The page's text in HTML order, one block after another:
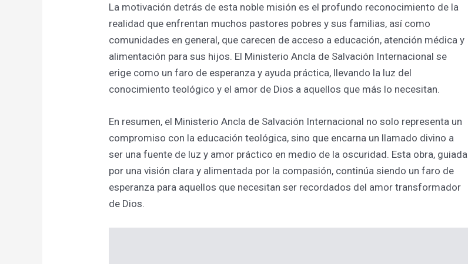
La motivación detrás de esta noble misión es el profundo reconocimiento de la
realidad que enfrentan muchos pastores pobres y sus familias, así como
comunidades en general, que carecen de acceso a educación, atención médica y
alimentación para sus hijos. El Ministerio Ancla de Salvación Internacional se
erige como un faro de esperanza y ayuda práctica, llevando la luz del
conocimiento teológico y el amor de Dios a aquellos que más lo necesitan.
En resumen, el Ministerio Ancla de Salvación Internacional no solo representa un
compromiso con la educación teológica, sino que encarna un llamado divino a
ser una fuente de luz y amor práctico en medio de la oscuridad. Esta obra, guiada
por una visión clara y alimentada por la compasión, continúa siendo un faro de
esperanza para aquellos que necesitan ser recordados del amor transformador
de Dios.